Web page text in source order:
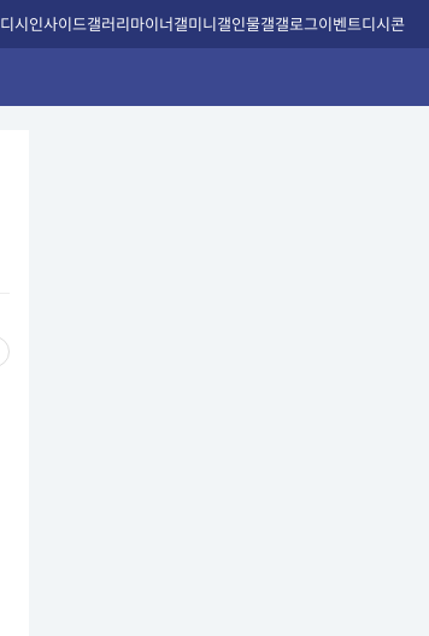
디시인사이드갤러리마이너갤미니갤인물갤갤로그이벤트디시콘